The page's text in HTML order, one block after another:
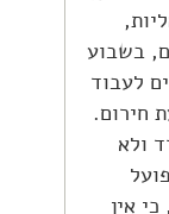
בשבוע
לעבוד
חירום.
ולא
הרגיל, כי אין